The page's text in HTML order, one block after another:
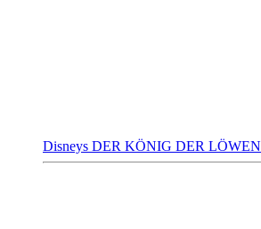
Disneys DER KÖNIG DER LÖWEN